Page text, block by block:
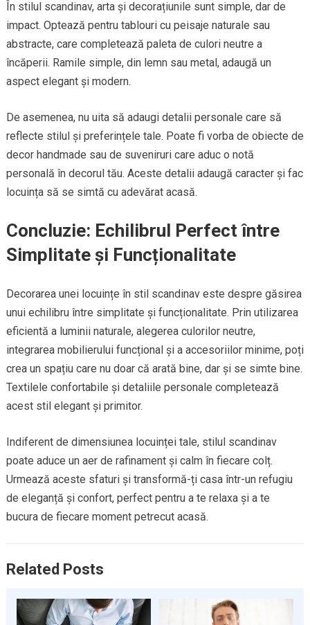
În stilul scandinav, arta și decorațiunile sunt simple, dar de
impact. Optează pentru tablouri cu peisaje naturale sau
abstracte, care completează paleta de culori neutre a
încăperii. Ramile simple, din lemn sau metal, adaugă un
aspect elegant și modern.
De asemenea, nu uita să adaugi detalii personale care să
reflecte stilul și preferințele tale. Poate fi vorba de obiecte de
decor handmade sau de suveniruri care aduc o notă
personală în decorul tău. Aceste detalii adaugă caracter și fac
locuința să se simtă cu adevărat acasă.
Concluzie: Echilibrul Perfect între
Simplitate și Funcționalitate
Decorarea unei locuințe în stil scandinav este despre găsirea
unui echilibru între simplitate și funcționalitate. Prin utilizarea
eficientă a luminii naturale, alegerea culorilor neutre,
integrarea mobilierului funcțional și a accesoriilor minime, poți
crea un spațiu care nu doar că arată bine, dar și se simte bine.
Textilele confortabile și detaliile personale completează
acest stil elegant și primitor.
Indiferent de dimensiunea locuinței tale, stilul scandinav
poate aduce un aer de rafinament și calm în fiecare colț.
Urmează aceste sfaturi și transformă-ți casa într-un refugiu
de eleganță și confort, perfect pentru a te relaxa și a te
bucura de fiecare moment petrecut acasă.
Related Posts